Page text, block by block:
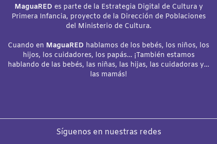
MaguaRED es parte de la Estrategia Digital de Cultura y
Primera Infancia, proyecto de la Dirección de Poblaciones
del Ministerio de Cultura.
Cuando en MaguaRED hablamos de los bebés, los niños, los
hijos, los cuidadores, los papás… ¡También estamos
hablando de las bebés, las niñas, las hijas, las cuidadoras y…
las mamás!
Síguenos en nuestras redes